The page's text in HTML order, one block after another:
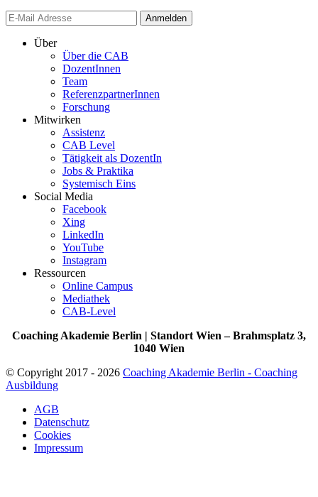
Anmelden
Über
Über die CAB
DozentInnen
Team
ReferenzpartnerInnen
Forschung
Mitwirken
Assistenz
CAB Level
Tätigkeit als DozentIn
Jobs & Praktika
Systemisch Eins
Social Media
Facebook
Xing
LinkedIn
YouTube
Instagram
Ressourcen
Online Campus
Mediathek
CAB-Level
Coaching Akademie Berlin | Standort Wien – Brahmsplatz 3,
1040 Wien
© Copyright 2017 - 2026 Coaching Akademie Berlin - Coaching
Ausbildung
AGB
Datenschutz
Cookies
Impressum